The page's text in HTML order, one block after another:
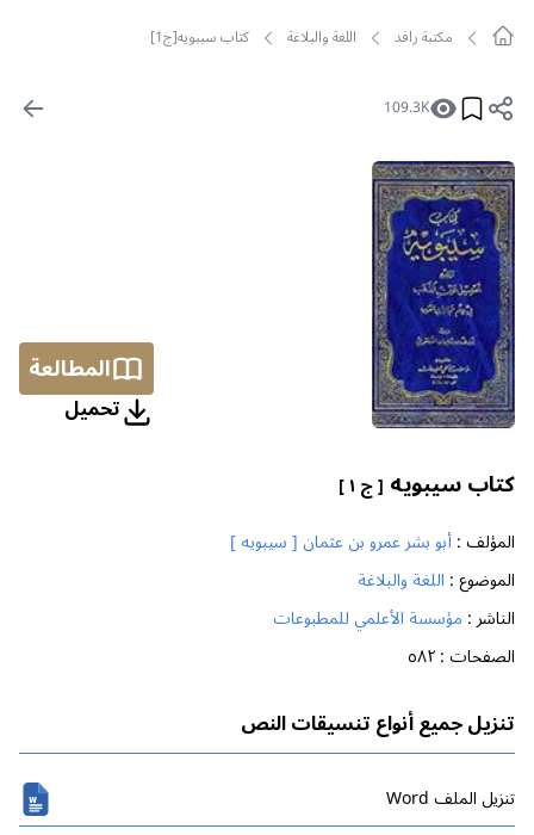
مکتبة رافد اللغة والبلاغة كتاب سيبويه[ج1]
109.3K
المطالعة
تحمیل
كتاب سيبويه [ ج ١ ]
المؤلف :أبو بشر عمرو بن عثمان [ سيبويه ]
الموضوع : اللغة والبلاغة
الناشر : مؤسسة الأعلمي للمطبوعات
الصفحات :٥٨٢
تنزيل جميع أنواع تنسيقات النص
تنزیل الملف Word